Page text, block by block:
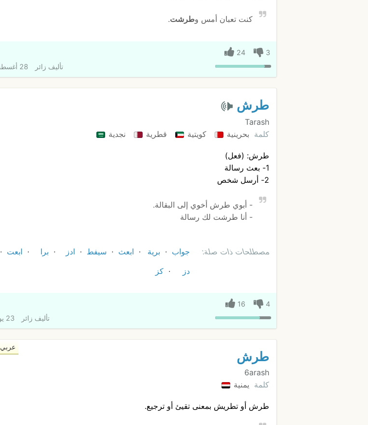
كنت تعبان أمس وطرشت.
3
24
تأليف زائر 28 أغسطس 2009
طرش
Tarash
كلمة بحرينية كويتية قطرية نجدية
طرش: (فعل)
1- بعث رسالة
2- أرسل شخص
- أبوي طرش أخوي إلى البقالة.
- أنا طرشت لك رسالة
مصطلحات ذات صلة: جواب برية ابعث سيفط ادز برا
ابعت
دز
كز
4
16
تأليف زائر 23 يوليو 2016
طرش
6arash
كلمة يمنية
طرش أو تطريش بمعنى تقيئ أو ترجيع.
عربي